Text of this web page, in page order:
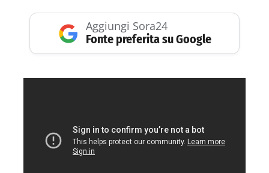
Aggiungi Sora24
Fonte preferita su Google